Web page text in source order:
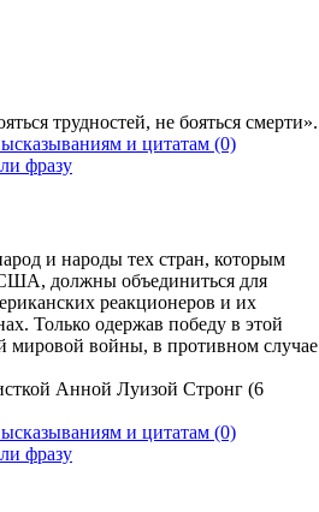
трудностей, не бояться смерти».
(0)
и народы тех стран, которым
должны объединиться для
реакционеров и их
Только одержав победу в этой
мировой войны, в противном случае
Анной Луизой Стронг (6
(0)